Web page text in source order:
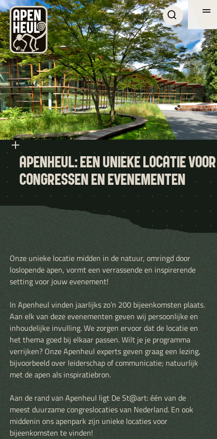
BEZOEK
ONTDEK APENHEUL
OVER APENHEUL
ZAKELIJK
APENHEUL: EEN UNIEKE LOCATIE VOOR
CONGRESSEN EN EVENEMENTEN
Onze unieke locatie midden in de natuur, omringd door
loslopende apen, vormt een verrassende en inspirerende
setting voor jouw evenement!
In Apenheul vinden jaarlijks zo’n 200 bijeenkomsten plaats.
Aan elk van deze evenementen geven wij persoonlijke en
inhoudelijke invulling. We zorgen ervoor dat de locatie en
het thema goed bij elkaar passen. Wilt je je programma
verrijken? Onze Apenheul experts geven graag een lezing,
bijvoorbeeld over leiderschap of communicatie; natuurlijk
met de apen als inspiratiebron.
Aan de rand van Apenheul ligt De St@art: één van de
meest duurzame congreslocaties van Nederland. En ook
middenin ons apenpark zijn unieke locaties voor
bijeenkomsten te vinden!